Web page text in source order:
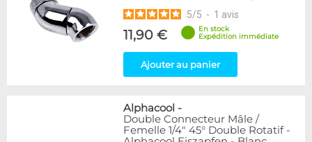
5/5 - 1 avis
11,90 €
En stock
Expédition immédiate
Ajouter au panier
Alphacool -
Double Connecteur Mâle /
Femelle 1/4" 45° Double Rotatif -